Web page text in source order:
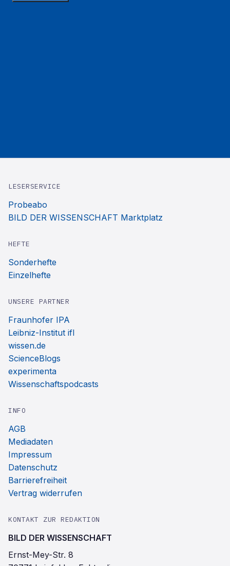
LESERSERVICE
Probeabo
BILD DER WISSENSCHAFT Marktplatz
HEFTE
Sonderhefte
Einzelhefte
UNSERE PARTNER
Fraunhofer IPA
Leibniz-Institut ifl
wissen.de
ScienceBlogs
experimenta
Wissenschaftspodcasts
INFO
AGB
Mediadaten
Impressum
Datenschutz
Barrierefreiheit
Vertrag widerrufen
KONTAKT ZUR REDAKTION
BILD DER WISSENSCHAFT
Ernst-Mey-Str. 8